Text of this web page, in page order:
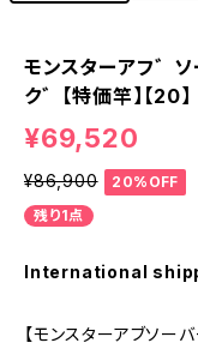
モンスターアフ゛
ク゛【特価竿】【20】
¥69,520
¥86,900
20%OFF
残り1点
International
【モンスターアブソー